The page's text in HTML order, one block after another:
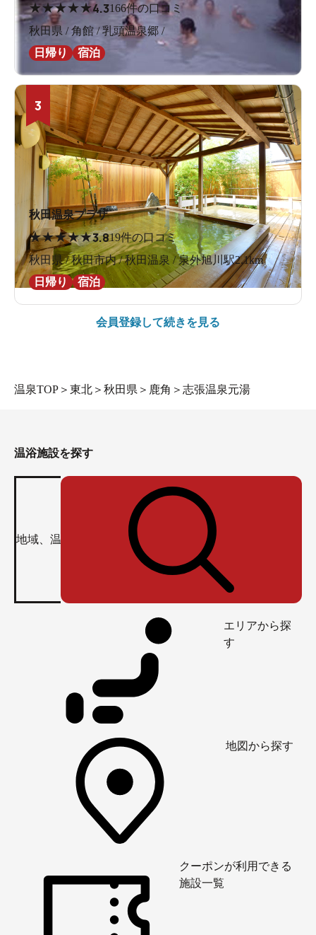
★★★★★4.3166件の口コミ
秋田県 / 角館 / 乳頭温泉郷 /
日帰り
宿泊
3
秋田温泉プラザ
★★★★★3.819件の口コミ
秋田県 / 秋田市内 / 秋田温泉 / 泉外旭川駅2.1km
日帰り
宿泊
会員登録して続きを見る
温泉TOP ＞ 東北 ＞ 秋田県 ＞ 鹿角 ＞ 志張温泉元湯
温浴施設を探す
エリアから探
す
地図から探す
クーポンが利用できる
施設一覧